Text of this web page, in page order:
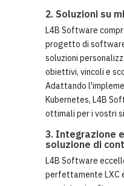
2. Soluzioni su
L4B Software
progetto di
soluzioni
obiettivi, vincoli e
Adattando
Kubernetes, L4B
ottimali per i vostri
3. Integrazione
soluzione di
L4B Software
perfettamente LXC